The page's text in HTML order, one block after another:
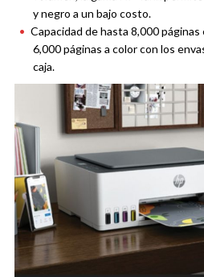
y negro a un bajo costo.
Capacidad de hasta 8,000
6,000 páginas a color con los
caja.